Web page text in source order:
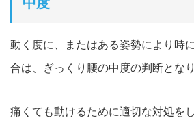
動く度に、またはある姿勢により時
合は、ぎっくり腰の中度の判断となり
痛くても動けるために適切な対処を